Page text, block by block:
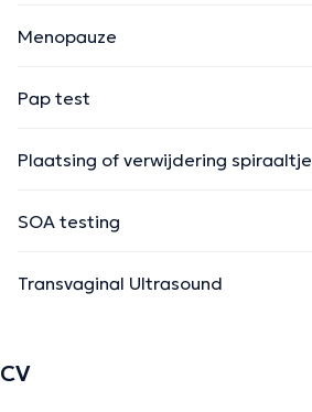
Menopauze
Pap test
Plaatsing of verwijdering spiraaltje
SOA testing
Transvaginal Ultrasound
CV